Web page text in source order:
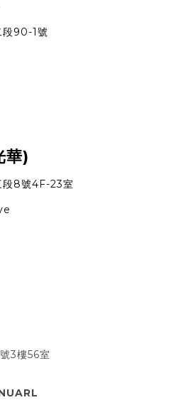
段90-1號
華)
段8號4F-23室
3樓56室